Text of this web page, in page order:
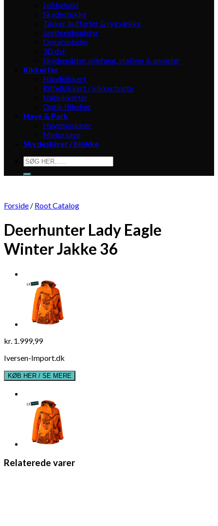
Lokkekald
Skydestokke
Tasker, kufferter & rygsække
Jagthundeudstyr
Opsatsplader
3D dyr
Skydemåtter, pilefang, stativer & ansigter
Kikkerter
Håndkikkert
Riffelkikkert / kikkertsigte
Natkikkerter
Optik tilbehør
Have & Park
Havemaskiner
Motorsave
Skydeskiver / blokke
Søg
efter:
Forside / Root Catalog
Deerhunter Lady Eagle
Winter Jakke 36
kr. 1.999,99
Iversen-Import.dk
KØB HER / SE MERE
Relaterede varer